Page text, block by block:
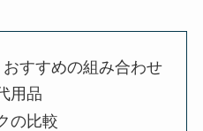
おすすめの組み合わせ
用品
の比較